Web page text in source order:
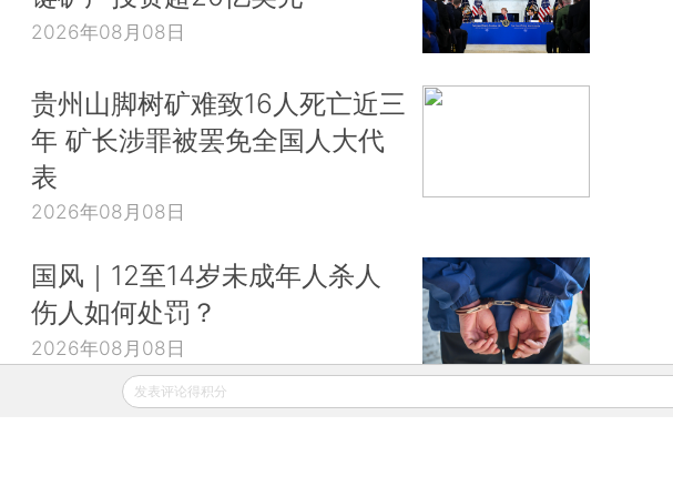
2026年08月08日
贵州山脚树矿难致16人死亡近三
年 矿长涉罪被罢免全国人大代
表
2026年08月08日
国风｜12至14岁未成年人杀人
伤人如何处罚？
2026年08月08日
发表评论得积分